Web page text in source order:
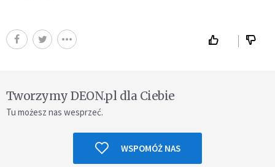
Tworzymy DEON.pl dla Ciebie
Tu możesz nas wesprzeć.
WSPOMÓŻ NAS